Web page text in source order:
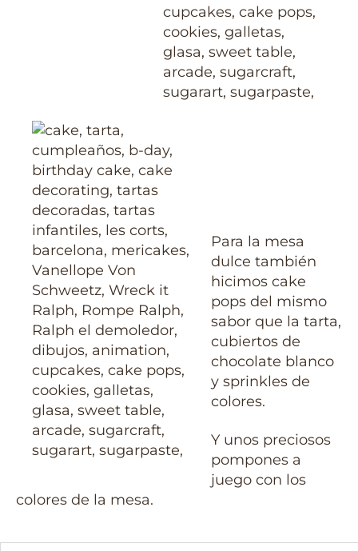
Para la mesa
dulce también
hicimos cake
pops del mismo
sabor que la tarta,
cubiertos de
chocolate blanco
y sprinkles de
colores.
Y unos preciosos
pompones a
juego con los
colores de la mesa.